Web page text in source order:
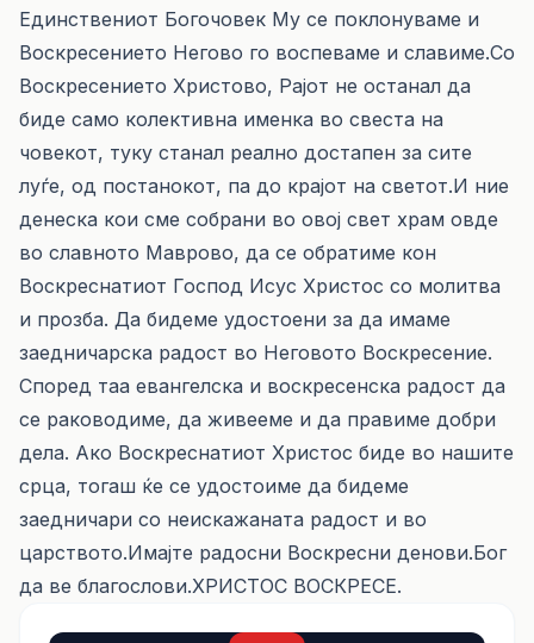
Единствениот Богочовек Му се поклонуваме и
Воскресението Негово го воспеваме и славиме.Со
Воскресението Христово, Рајот не останал да
биде само колективна именка во свеста на
човекот, туку станал реално достапен за сите
луѓе, од постанокот, па до крајот на светот.И ние
денеска кои сме собрани во овој свет храм овде
во славното Маврово, да се обратиме кон
Воскреснатиот Господ Исус Христос со молитва
и прозба. Да бидеме удостоени за да имаме
заедничарска радост во Неговото Воскресение.
Според таа евангелска и воскресенска радост да
се раководиме, да живееме и да правиме добри
дела. Ако Воскреснатиот Христос биде во нашите
срца, тогаш ќе се удостоиме да бидеме
заедничари со неискажаната радост и во
царството.Имајте радосни Воскресни денови.Бог
да ве благослови.ХРИСТОС ВОСКРЕСЕ.